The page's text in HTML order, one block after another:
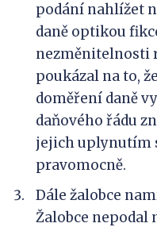
podání nahlížet
daně optikou
nezměnitelnosti
poukázal na to,
doměření daně
daňového řádu
jejich uplynutím
pravomocně.
Dále žalobce
Žalobce nepodal